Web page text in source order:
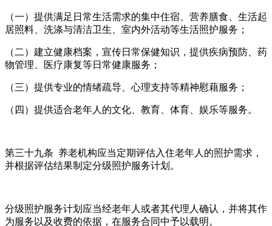
（一）提供满足日常生活需求的集中住宿、营养膳食、生活起
居照料、洗涤与清洁卫生、室内外活动等生活照护服务；
（二）建立健康档案，宣传日常保健知识，提供疾病预防、药
物管理、医疗康复等日常健康服务；
（三）提供专业的情绪疏导、心理支持等精神慰藉服务；
（四）提供适合老年人的文化、教育、体育、娱乐等服务。
第三十九条 养老机构应当定期评估入住老年人的照护需求，
并根据评估结果制定分级照护服务计划。
分级照护服务计划应当经老年人或者其代理人确认，并将其作
为服务以及收费的依据，在服务合同中予以载明。